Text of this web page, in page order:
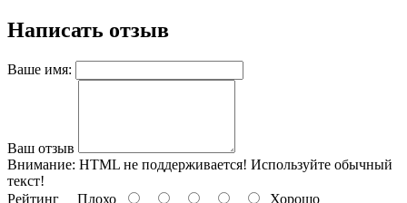
Написать отзыв
Ваше имя:
Ваш отзыв
Внимание: HTML не поддерживается! Используйте обычный
текст!
Рейтинг Плохо
Хорошо